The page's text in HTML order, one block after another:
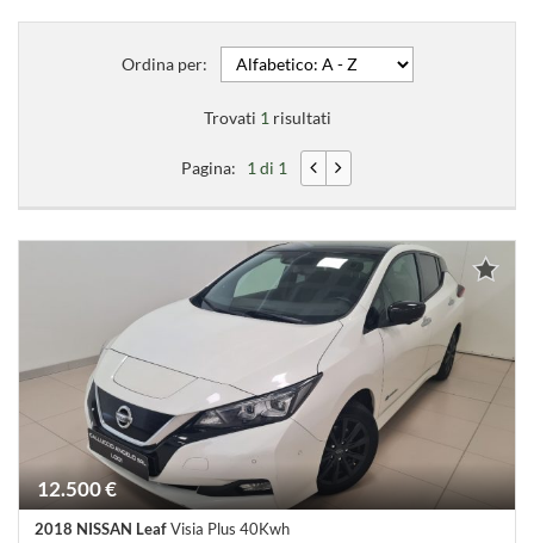
Ordina per:
Trovati 1 risultati
Pagina: 1 di 1
12.500 €
2018 NISSAN LeafVisia Plus 40Kwh